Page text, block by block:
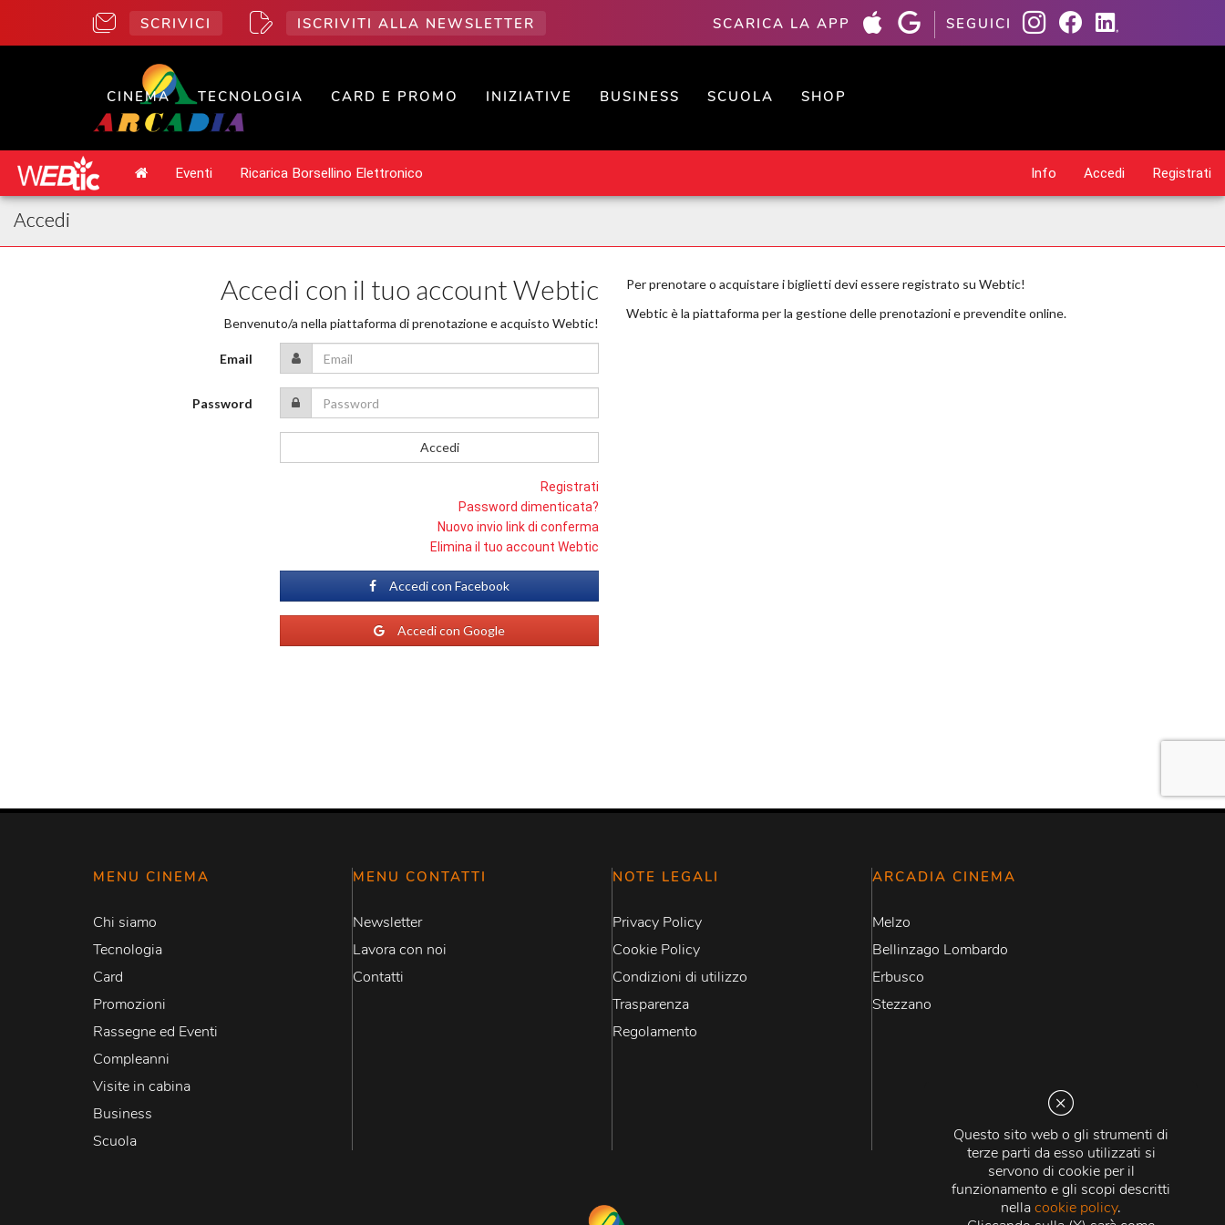
Questo sito web o gli strumenti di
terze parti da esso utilizzati si
servono di cookie per il
funzionamento e gli scopi descritti
nellacookie policy.
SCRIVICI ISCRIVITI ALLA NEWSLETTER SCARICA LA APP SEGUICI
CINEMA TECNOLOGIA CARD E PROMO INIZIATIVE BUSINESS SCUOLA SHOP
MENU CINEMA
Chi siamo
Tecnologia
Card
Promozioni
Rassegne ed Eventi
Compleanni
Visite in cabina
Business
Scuola
MENU CONTATTI
Newsletter
Lavora con noi
Contatti
NOTE LEGALI
Privacy Policy
Cookie Policy
Condizioni di utilizzo
Trasparenza
Regolamento
ARCADIA CINEMA
Melzo
Bellinzago Lombardo
Erbusco
Stezzano